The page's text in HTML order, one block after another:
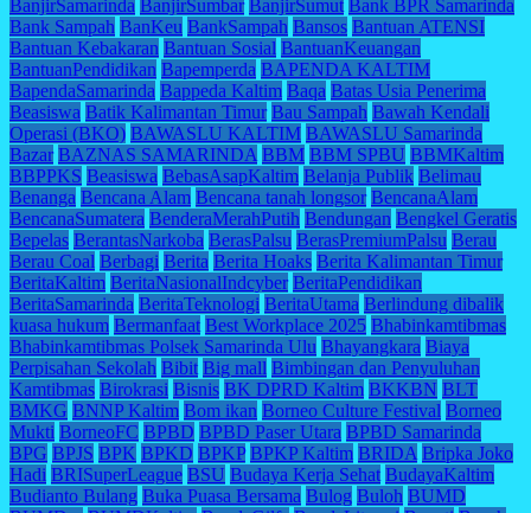
BanjirSamarinda BanjirSumbar BanjirSumut Bank BPR Samarinda
Bank Sampah BanKeu BankSampah Bansos Bantuan ATENSI
Bantuan Kebakaran Bantuan Sosial BantuanKeuangan
BantuanPendidikan Bapemperda BAPENDA KALTIM
BapendaSamarinda Bappeda Kaltim Baqa Batas Usia Penerima
Beasiswa Batik Kalimantan Timur Bau Sampah Bawah Kendali
Operasi (BKO) BAWASLU KALTIM BAWASLU Samarinda
Bazar BAZNAS SAMARINDA BBM BBM SPBU BBMKaltim
BBPPKS Beasiswa BebasAsapKaltim Belanja Publik Belimau
Benanga Bencana Alam Bencana tanah longsor BencanaAlam
BencanaSumatera BenderaMerahPutih Bendungan Bengkel Geratis
Bepelas BerantasNarkoba BerasPalsu BerasPremiumPalsu Berau
Berau Coal Berbagi Berita Berita Hoaks Berita Kalimantan Timur
BeritaKaltim BeritaNasionalIndcyber BeritaPendidikan
BeritaSamarinda BeritaTeknologi BeritaUtama Berlindung dibalik
kuasa hukum Bermanfaat Best Workplace 2025 Bhabinkamtibmas
Bhabinkamtibmas Polsek Samarinda Ulu Bhayangkara Biaya
Perpisahan Sekolah Bibit Big mall Bimbingan dan Penyuluhan
Kamtibmas Birokrasi Bisnis BK DPRD Kaltim BKKBN BLT
BMKG BNNP Kaltim Bom ikan Borneo Culture Festival Borneo
Mukti BorneoFC BPBD BPBD Paser Utara BPBD Samarinda
BPG BPJS BPK BPKD BPKP BPKP Kaltim BRIDA Bripka Joko
Hadi BRISuperLeague BSU Budaya Kerja Sehat BudayaKaltim
Budianto Bulang Buka Puasa Bersama Bulog Buloh BUMD